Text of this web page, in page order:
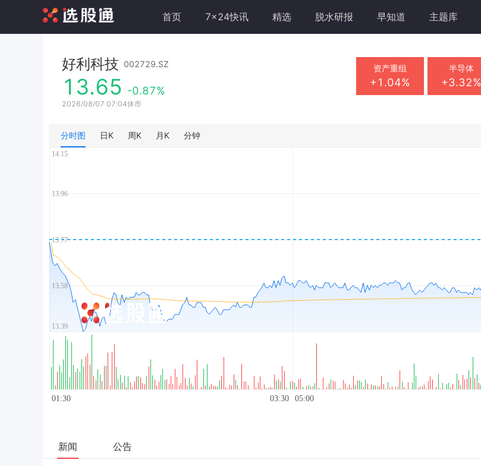
首页 7x24快讯 精选 脱水研报 早知道 主题库
好利科技 002729.SZ
13.65 -0.87%
2026/08/07 07:04休市
资产重组
+1.04%
半导体
+3.32%
分时图 日K 周K 月K 分钟
新闻 公告